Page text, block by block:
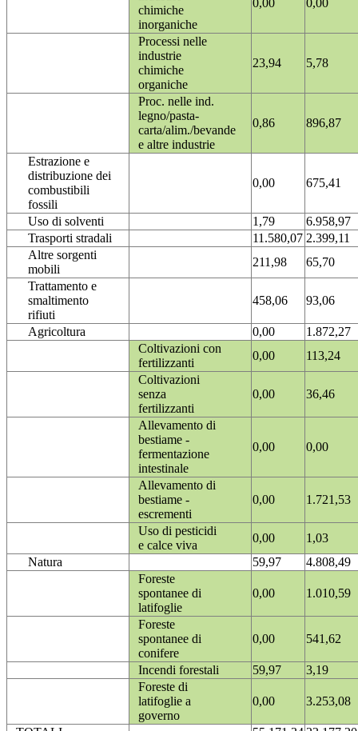
chimiche
inorganiche
0,00 0,00
Processi nelle
industrie
chimiche
organiche
23,94 5,78
Proc. nelle ind.
legno/pasta-
carta/alim./bevande
e altre industrie
0,86 896,87
Estrazione e
distribuzione dei
combustibili
fossili
0,00 675,41
Uso di solventi 1,79
6.958,97
Trasporti stradali
11.580,07 2.399,11
Altre sorgenti
mobili
211,98
65,70
Trattamento e
smaltimento
rifiuti
458,06 93,06
Agricoltura 0,00
1.872,27
Coltivazioni con
fertilizzanti
0,00
113,24
Coltivazioni
senza
fertilizzanti
0,00 36,46
Allevamento di
bestiame -
fermentazione
intestinale
0,00 0,00
Allevamento di
bestiame -
escrementi
0,00 1.721,53
Uso di pesticidi
e calce viva
0,00
1,03
Natura
59,97
4.808,49
Foreste
spontanee di
latifoglie
0,00 1.010,59
Foreste
spontanee di
conifere
0,00 541,62
Incendi forestali 59,97
3,19
Foreste di
latifoglie a
governo
0,00 3.253,08